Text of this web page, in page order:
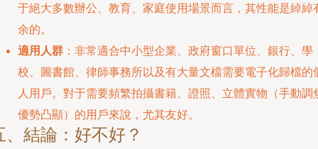
于絕大多數辦公、教育、家庭使用場景而言，其性能是綽綽
余的。
適用人群 ：非常適合中小型企業、政府窗口單位、銀行、學
校、圖書館、律師事務所以及有大量文檔需要電子化歸檔的
人用戶。對于需要頻繁拍攝書籍、證照、立體實物（手動調
優勢凸顯）的用戶來說，尤其友好。
、結論：好不好？